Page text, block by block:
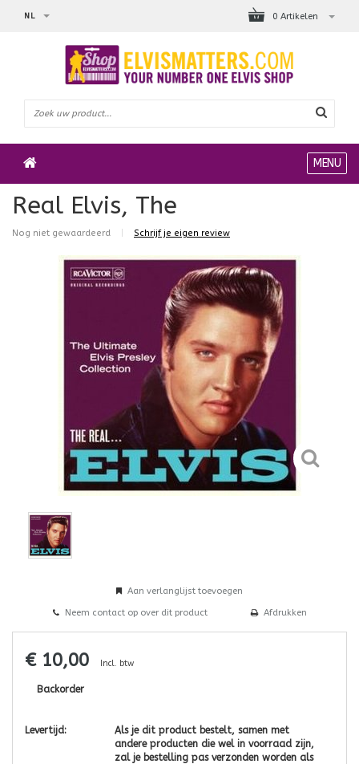
0 Artikelen
NL
MENU
Real Elvis, The
Nog niet gewaardeerd Schrijf je eigen review
Aan verlanglijst toevoegen
Neem contact op over dit product Afdrukken
€ 10,00 Incl. btw
Backorder
Levertijd:
Als je dit product bestelt, samen met
andere producten die wel in voorraad zijn,
zal je bestelling pas verzonden worden als